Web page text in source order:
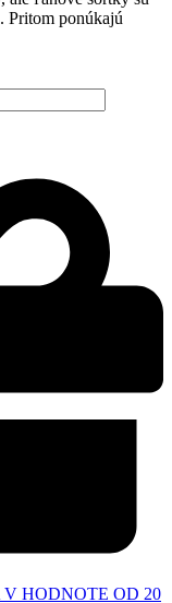
Pritom ponúkajú
HODNOTE OD 20